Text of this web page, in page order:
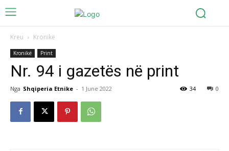
Kreu Kronikë
Kronikë Print
Nr. 94 i gazetës në print
Nga Shqiperia Etnike - 1 June 2022 0
34